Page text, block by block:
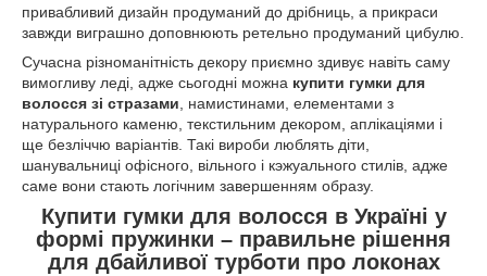
привабливий дизайн продуманий до дрібниць, а прикраси
завжди виграшно доповнюють ретельно продуманий цибулю.
Сучасна різноманітність декору приємно здивує навіть саму
вимогливу леді, адже сьогодні можна купити гумки для
волосся зі стразами, намистинами, елементами з
натурального каменю, текстильним декором, аплікаціями і
ще безліччю варіантів. Такі вироби люблять діти,
шанувальниці офісного, вільного і кэжуального стилів, адже
саме вони стають логічним завершенням образу.
Купити гумки для волосся в Україні у
формі пружинки – правильне рішення
для дбайливої турботи про локонах